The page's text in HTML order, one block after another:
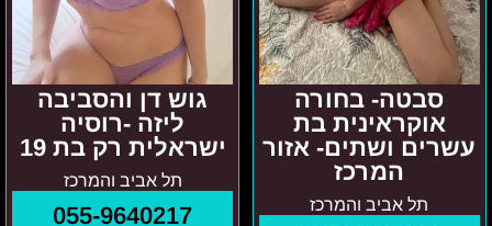
סבטה- בחורה
אוקראינית בת
עשרים ושתים- אזור
המרכז
תל אביב והמרכז
גוש דן והסביבה
ליזה -רוסיה
ישראלית רק בת 19
תל אביב והמרכז
055-9640217